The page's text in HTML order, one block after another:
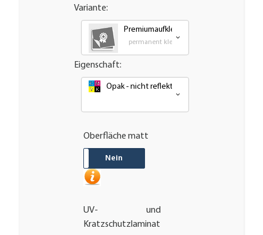
Variante:
Premiumaufkleber - wetterfest, UV-
permanent klebende - Outdoor PVC Folie
Eigenschaft:
Opak - nicht reflektierend oder
Oberfläche matt
Nein
UV- und
Kratzschutzlaminat